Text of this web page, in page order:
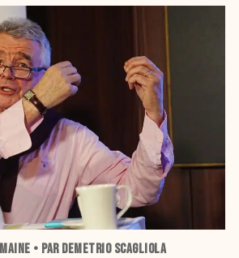
• PAR DEMETRIO SCAGLIOLA